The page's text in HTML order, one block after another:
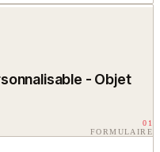
- Objet
01
FORMULAIRE